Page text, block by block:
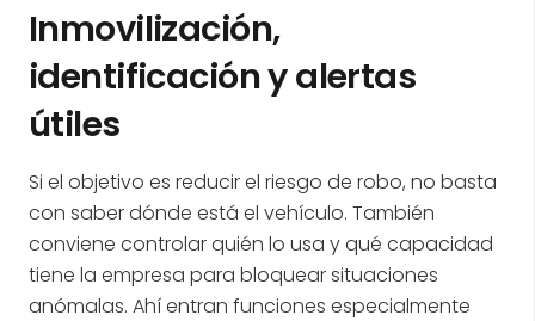
Inmovilización,
identificación y alertas
útiles
Si el objetivo es reducir el riesgo de robo, no basta
con saber dónde está el vehículo. También
conviene controlar quién lo usa y qué capacidad
tiene la empresa para bloquear situaciones
anómalas. Ahí entran funciones especialmente